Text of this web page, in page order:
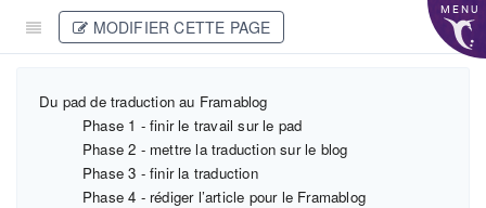
MENU
MODIFIER CETTE PAGE
Du pad de traduction au Framablog
Phase 1 - finir le travail sur le pad
Phase 2 - mettre la traduction sur le blog
Phase 3 - finir la traduction
Phase 4 - rédiger l’article pour le Framablog